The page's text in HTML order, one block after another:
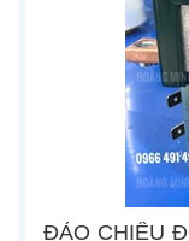
ĐẢO CHIỀU